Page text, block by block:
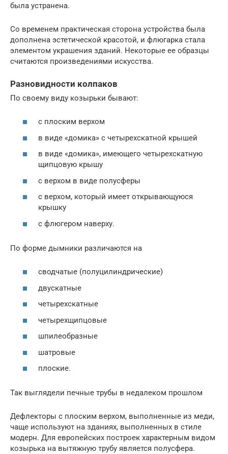
была устранена.
Со временем практическая сторона устройства была
дополнена эстетической красотой, и флюгарка стала
элементом украшения зданий. Некоторые ее образцы
считаются произведениями искусства.
Разновидности колпаков
По своему виду козырьки бывают:
с плоским верхом
в виде «домика» с четырехскатной крышей
в виде «домика», имеющего четырехскатную
щипцовую крышу
с верхом в виде полусферы
с верхом, который имеет открывающуюся
крышку
с флюгером наверху.
По форме дымники различаются на
сводчатые (полуцилиндрические)
двускатные
четырехскатные
четырехщипцовые
шпилеобразные
шатровые
плоские.
Так выглядели печные трубы в недалеком прошлом
Дефлекторы с плоским верхом, выполненные из меди,
чаще используют на зданиях, выполненных в стиле
модерн. Для европейских построек характерным видом
козырька на вытяжную трубу является полусфера.